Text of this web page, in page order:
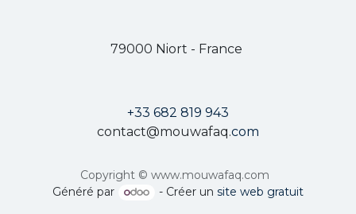
79000 Niort - France
+33 682 819 943
contact@mouwafaq.com
Copyright © www.mouwafaq.com
Généré par
- Créer unsite web gratuit